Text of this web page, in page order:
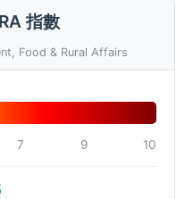
指數
Food & Rural Affairs
7 9 10